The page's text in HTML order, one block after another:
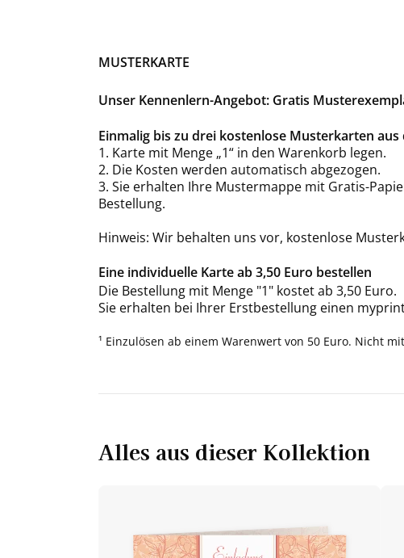
MUSTERKARTE
Unser Kennenlern-Angebot: Gratis
Einmalig bis zu drei kostenlose Musterkarten
1. Karte mit Menge „1“ in den Warenkorb legen.
2. Die Kosten werden automatisch abgezogen.
3. Sie erhalten Ihre Mustermappe mit Gratis-
Bestellung.
Hinweis: Wir behalten uns vor, kostenlose
Eine individuelle Karte ab 3,50 Euro bestellen
Die Bestellung mit Menge "1" kostet ab 3,50 Euro.
Sie erhalten bei Ihrer Erstbestellung einen
¹ Einzulösen ab einem Warenwert von 50 Euro. Nicht
Alles aus dieser Kollektion